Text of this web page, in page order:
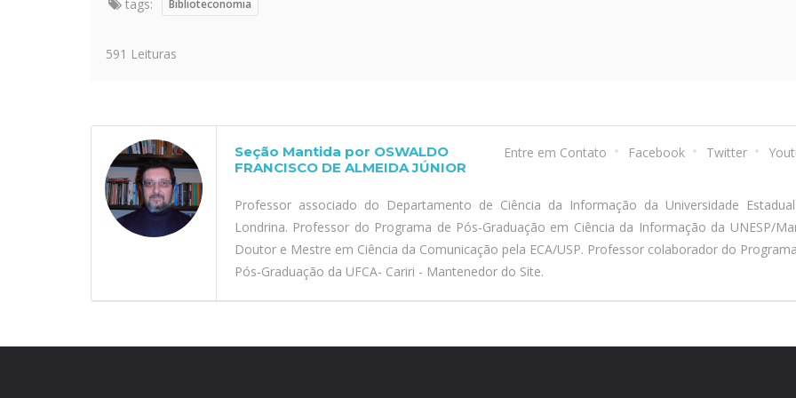
tags: Biblioteconomia
591 Leituras
Entre em Contato Facebook Twitter
Seção Mantida por OSWALDO
FRANCISCO DE ALMEIDA JÚNIOR
Professor associado do Departamento de Ciência da Informação da Universidade
Londrina. Professor do Programa de Pós-Graduação em Ciência da Informação da UNESP/
Doutor e Mestre em Ciência da Comunicação pela ECA/USP. Professor colaborador do
Pós-Graduação da UFCA- Cariri - Mantenedor do Site.